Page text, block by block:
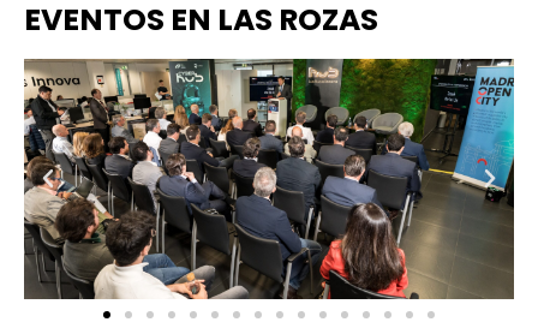
EVENTOS EN LAS ROZAS